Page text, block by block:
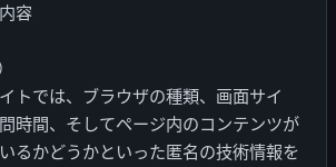
容
トでは、ブラウザの種類、画面サイ
時間、そしてページ内のコンテンツが
るかどうかといった匿名の技術情報を